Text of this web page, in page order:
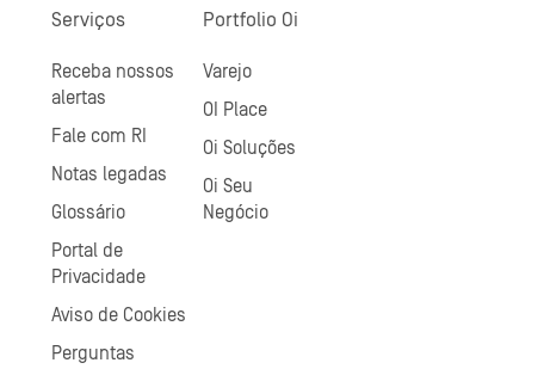
Serviços
Receba nossos
alertas
Fale com RI
Notas legadas
Glossário
Portal de
Privacidade
Aviso de Cookies
Perguntas
Portfolio Oi
Varejo
OI Place
Oi Soluções
Oi Seu
Negócio